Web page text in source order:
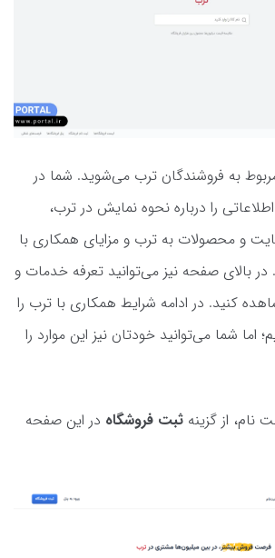
به فروشندگان ترب می‌شوید. شما در
را درباره نحوه نمایش در ترب،
و محصولات به ترب و مزایای همکاری با
بالای صفحه نیز می‌توانید تعرفه خدمات و
کنید. در ادامه شرایط همکاری با ترب را
اما شما می‌توانید خودتان نیز این موارد را
نام، از گزینه ثبت فروشگاه در این صفحه